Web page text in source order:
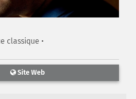
classique •
Site Web